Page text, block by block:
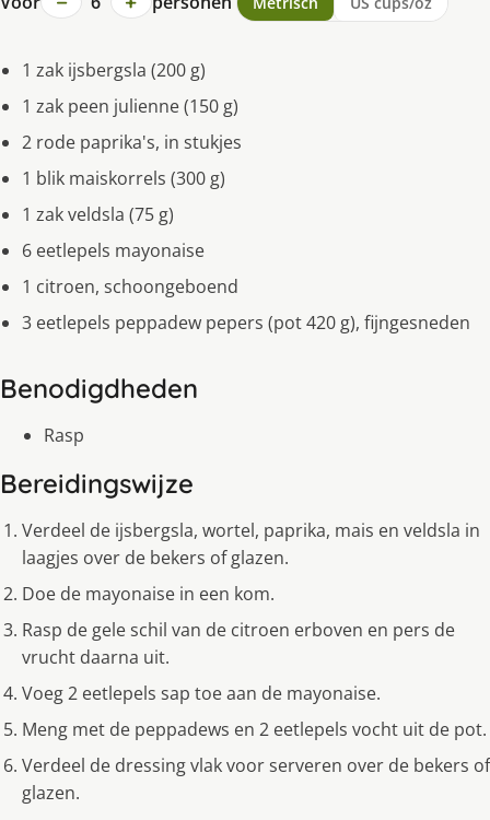
1 zak ijsbergsla (200 g)
1 zak peen julienne (150 g)
2 rode paprika's, in stukjes
1 blik maiskorrels (300 g)
1 zak veldsla (75 g)
6 eetlepels mayonaise
1 citroen, schoongeboend
3 eetlepels peppadew pepers (pot 420 g), fijngesneden
Benodigdheden
Rasp
Bereidingswijze
Verdeel de ijsbergsla, wortel, paprika, mais en veldsla in
laagjes over de bekers of glazen.
Doe de mayonaise in een kom.
Rasp de gele schil van de citroen erboven en pers de
vrucht daarna uit.
Voeg 2 eetlepels sap toe aan de mayonaise.
Meng met de peppadews en 2 eetlepels vocht uit de pot.
Verdeel de dressing vlak voor serveren over de bekers of
glazen.